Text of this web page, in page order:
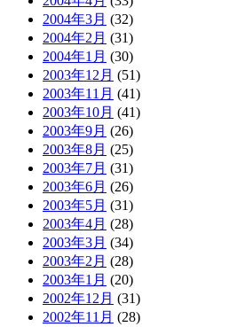
2004年3月 (32)
2004年2月 (31)
2004年1月 (30)
2003年12月 (51)
2003年11月 (41)
2003年10月 (41)
2003年9月 (26)
2003年8月 (25)
2003年7月 (31)
2003年6月 (26)
2003年5月 (31)
2003年4月 (28)
2003年3月 (34)
2003年2月 (28)
2003年1月 (20)
2002年12月 (31)
2002年11月 (28)